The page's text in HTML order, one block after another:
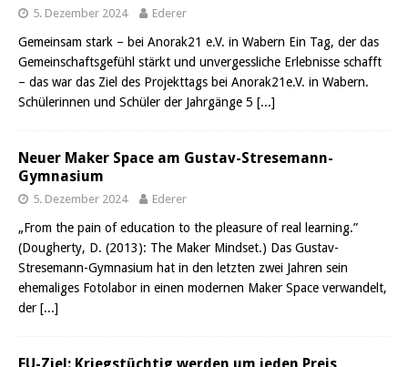
5. Dezember 2024 Ederer
Gemeinsam stark – bei Anorak21 e.V. in Wabern Ein Tag, der das
Gemeinschaftsgefühl stärkt und unvergessliche Erlebnisse schafft
– das war das Ziel des Projekttags bei Anorak21e.V. in Wabern.
Schülerinnen und Schüler der Jahrgänge 5 [...]
Neuer Maker Space am Gustav-Stresemann-
Gymnasium
5. Dezember 2024 Ederer
„From the pain of education to the pleasure of real learning.”
(Dougherty, D. (2013): The Maker Mindset.) Das Gustav-
Stresemann-Gymnasium hat in den letzten zwei Jahren sein
ehemaliges Fotolabor in einen modernen Maker Space verwandelt,
der [...]
EU-Ziel: Kriegstüchtig werden um jeden Preis